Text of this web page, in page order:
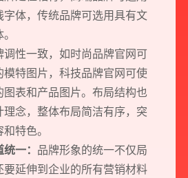
字体，传统品牌可选用具有文
调性一致，如时尚品牌官网可
模特图片，科技品牌官网可使
图表和产品图片。布局结构也
理念，整体布局简洁有序，突
特色。
一： 品牌形象的统一不仅局
要延伸到企业的所有营销材料